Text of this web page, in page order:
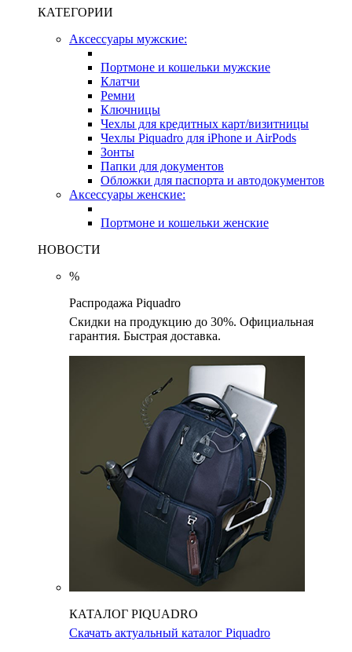
КАТЕГОРИИ
Аксессуары мужские:
Портмоне и кошельки мужские
Клатчи
Ремни
Ключницы
Чехлы для кредитных карт/визитницы
Чехлы Piquadro для iPhone и AirPods
Зонты
Папки для документов
Обложки для паспорта и автодокументов
Аксессуары женские:
Портмоне и кошельки женские
НОВОСТИ
%
Распродажа Piquadro
Скидки на продукцию до 30%. Официальная
гарантия. Быстрая доставка.
КАТАЛОГ PIQUADRO
Скачать актуальный каталог Piquadro